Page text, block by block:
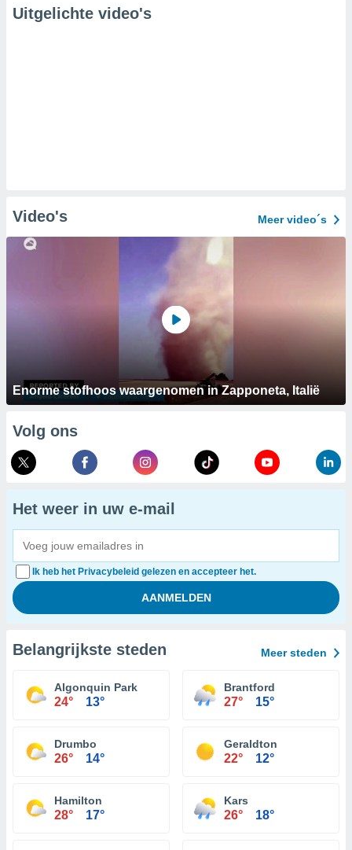
Uitgelichte video's
Video's Meer video´s
Enorme stofhoos waargenomen in Zapponeta, Italië
Volg ons
Het weer in uw e-mail
Ik heb het Privacybeleid gelezen en accepteer het.
Belangrijkste steden Meer steden
Algonquin Park
24° 13°
Brantford
27° 15°
Drumbo
26° 14°
Geraldton
22° 12°
Hamilton
28° 17°
Kars
26° 18°